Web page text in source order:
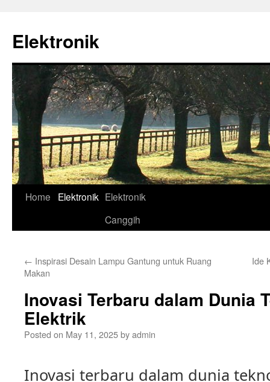
content
Elektronik
Home Elektronik Elektronik
Canggih
← Inspirasi Desain Lampu Gantung untuk Ruang
Makan
Ide
Inovasi Terbaru dalam Dunia
Elektrik
Posted on May 11, 2025byadmin
Inovasi terbaru dalam dunia